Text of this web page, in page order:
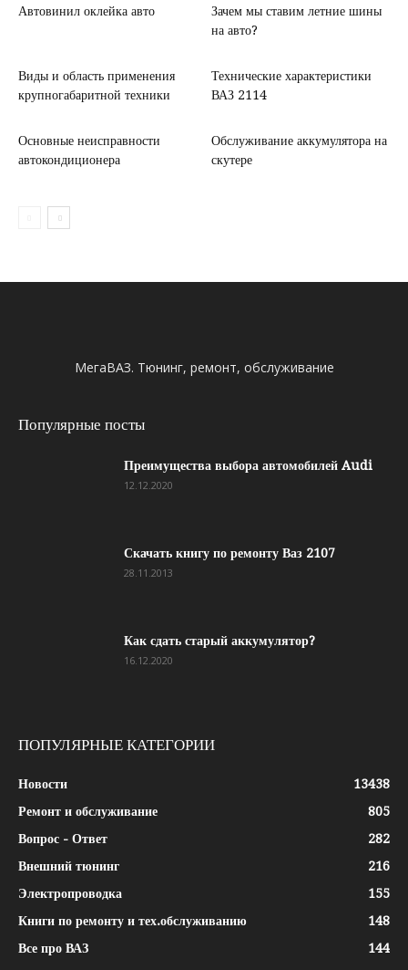
Автовинил оклейка авто
Зачем мы ставим летние шины
на авто?
Виды и область применения
крупногабаритной техники
Технические характеристики
ВАЗ 2114
Основные неисправности
автокондиционера
Обслуживание аккумулятора на
скутере
МегаВАЗ. Тюнинг, ремонт, обслуживание
Популярные посты
Преимущества выбора автомобилей Audi
12.12.2020
Скачать книгу по ремонту Ваз 2107
28.11.2013
Как сдать старый аккумулятор?
16.12.2020
ПОПУЛЯРНЫЕ КАТЕГОРИИ
Новости
13438
Ремонт и обслуживание
805
Вопрос - Ответ
282
Внешний тюнинг
216
Электропроводка
155
Книги по ремонту и тех.обслуживанию
148
Все про ВАЗ
144